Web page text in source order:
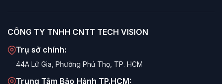
CÔNG TY TNHH CNTT TECH VISION
Trụ sở chính:
44A Lữ Gia, Phường Phú Thọ, TP. HCM
Trung Tâm Bảo Hành TP.HCM: